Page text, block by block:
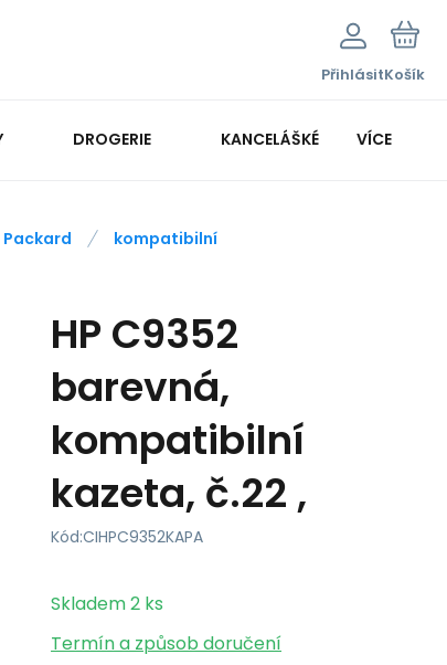
PřihlásitKošík
DROGERIE KANCELÁŠKÉ POTŘEBY
VÍCE
kompatibilní
HP C9352
barevná,
kompatibilní
kazeta, č.22 ,
Kód:CIHPC9352KAPA
Skladem2 ks
Termín a způsob doručení